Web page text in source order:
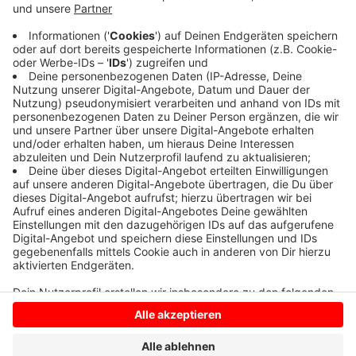
Die Polizei stellt heute Morgen erste Erkenntnisse vor.
Danach war die Frau auf der B 235 unterwegs. Sie
verlor die Kontrolle über ihr Auto, überschlug sich und
landete im Graben. Sie wurde eingeklemmt, die
Feuerwehr befreite sie aus dem Auto. Ein
Rettungswagen brachte sie ins Krankenhaus.
Anzeige
Anzeige